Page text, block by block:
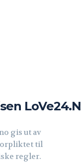
gis ut av
til
regler.